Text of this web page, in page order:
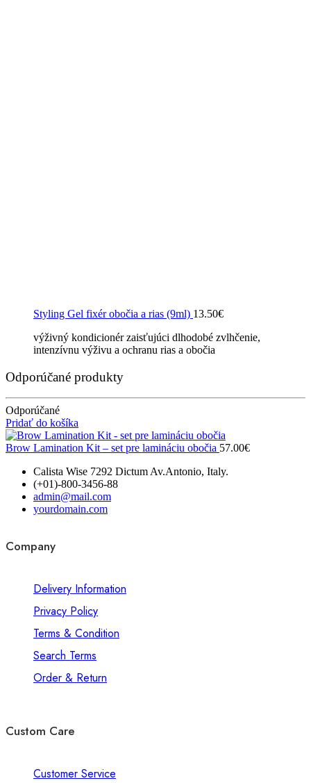
Styling Gel fixér obočia a rias (9ml) 13.50€
výživný kondicionér zaisťujúci dlhodobé zvlhčenie,
intenzívnu výživu a ochranu rias a obočia
Odporúčané produkty
Odporúčané
Pridať do košíka
Brow Lamination Kit – set pre lamináciu obočia 57.00€
Calista Wise 7292 Dictum Av.Antonio, Italy.
(+01)-800-3456-88
admin@mail.com
yourdomain.com
Company
Delivery Information
Privacy Policy
Terms & Condition
Search Terms
Order & Return
Custom Care
Customer Service